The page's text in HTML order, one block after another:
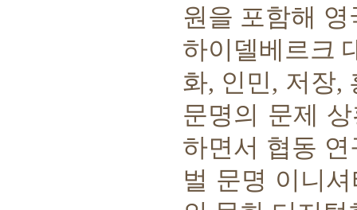
원을 포함해
하이델베르크
화, 인민 , 저장,
문명의 문제
하면서 협동
벌 문명 이니